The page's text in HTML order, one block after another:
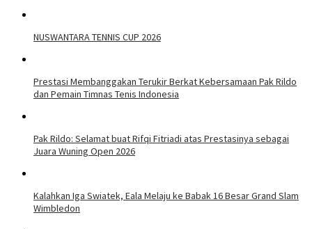
NUSWANTARA TENNIS CUP 2026
Prestasi Membanggakan Terukir Berkat Kebersamaan Pak Rildo
dan Pemain Timnas Tenis Indonesia
Pak Rildo: Selamat buat Rifqi Fitriadi atas Prestasinya sebagai
Juara Wuning Open 2026
Kalahkan Iga Swiatek, Eala Melaju ke Babak 16 Besar Grand Slam
Wimbledon